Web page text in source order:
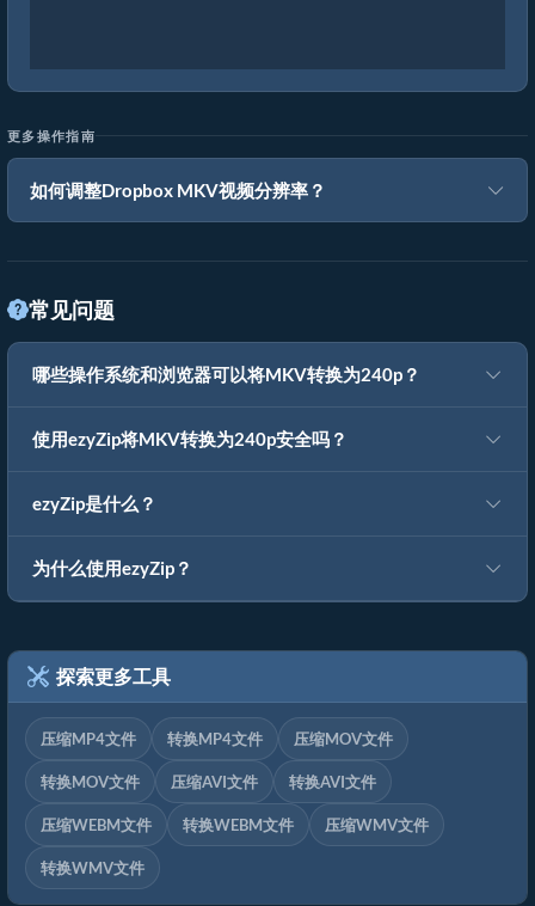
更多操作指南
如何调整Dropbox MKV视频分辨率？
常见问题
哪些操作系统和浏览器可以将MKV转换为240p？
使用ezyZip将MKV转换为240p安全吗？
ezyZip是什么？
为什么使用ezyZip？
探索更多工具
压缩MP4文件 转换MP4文件 压缩MOV文件
转换MOV文件 压缩AVI文件 转换AVI文件
压缩WEBM文件 转换WEBM文件 压缩WMV文件
转换WMV文件